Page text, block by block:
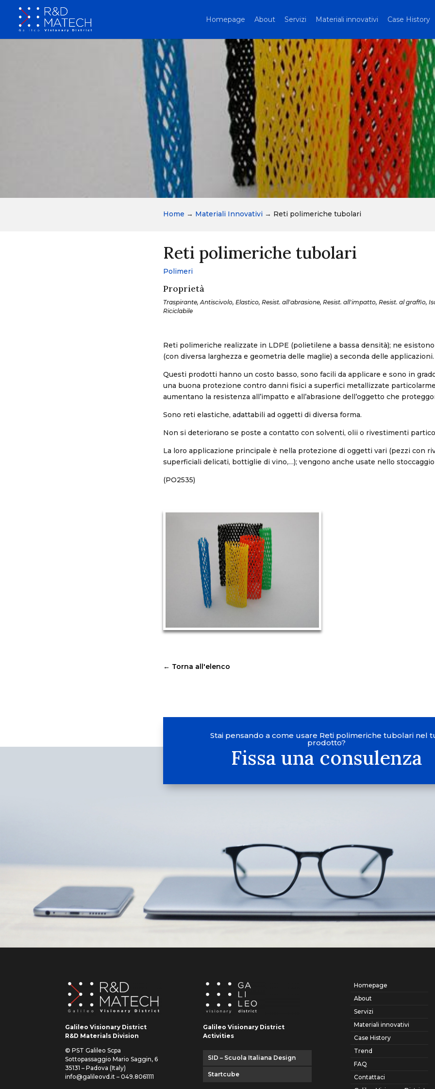
Homepage About Servizi Materiali innovativi Case History
Home → Materiali Innovativi → Reti polimeriche tubolari
Reti polimeriche tubolari
Polimeri
Proprietà
Traspirante, Antiscivolo, Elastico, Resist. all'abrasione, Resist. all'impatto, Resist. al graffio,
Riciclabile
Reti polimeriche realizzate in LDPE (polietilene a bassa densità); ne
(con diversa larghezza e geometria delle maglie) a seconda delle applicazioni.
Questi prodotti hanno un costo basso, sono facili da applicare e sono in
una buona protezione contro danni fisici a superfici metallizzate
aumentano la resistenza all’impatto e all’abrasione dell’oggetto che
Sono reti elastiche, adattabili ad oggetti di diversa forma.
Non si deteriorano se poste a contatto con solventi, olii o rivestimenti
La loro applicazione principale è nella protezione di oggetti vari (pezzi con
superficiali delicati, bottiglie di vino,…); vengono anche usate nello
(PO2535)
← Torna all'elenco
Stai pensando a come usare Reti polimeriche tubolari nel
prodotto?
Fissa una consulenza
Galileo Visionary District
R&D Materials Division
© PST Galileo Scpa
Sottopassaggio Mario Saggin, 6
35131 – Padova (Italy)
info@galileovd.it – 049.8061111
Galileo Visionary District
Activities
SID – Scuola Italiana Design
Startcube
Homepage
About
Servizi
Materiali innovativi
Case History
Trend
FAQ
Contattaci